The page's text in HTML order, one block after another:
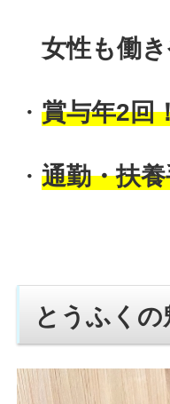
女性も働き
・賞与年2回
・通勤・扶
とうふくの